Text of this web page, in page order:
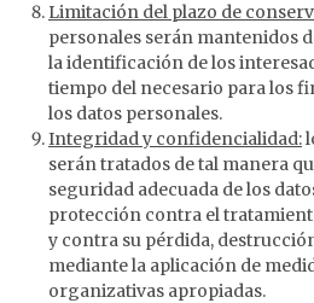
Limitación del plazo de
personales serán mantenidos
la identificación de los
tiempo del necesario para los
los datos personales.
Integridad y confidencialidad:
serán tratados de tal manera
seguridad adecuada de los
protección contra el
y contra su pérdida,
mediante la aplicación de
organizativas apropiadas.